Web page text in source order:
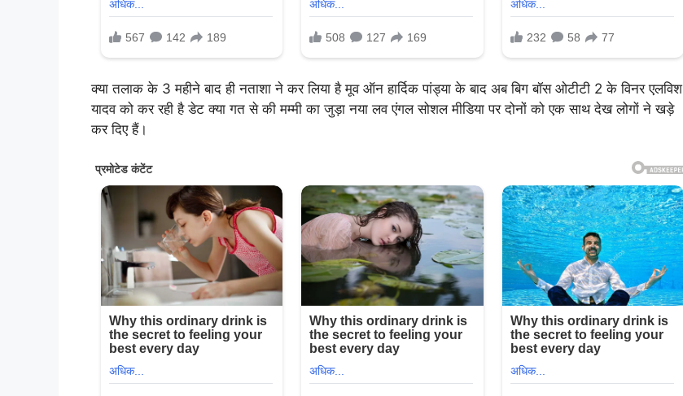
क्या तलाक के 3 महीने बाद ही नताशा ने कर लिया है मूव ऑन हार्दिक पांड्या के बाद अब बिग बॉस ओटीटी 2 के विनर एलविश
यादव को कर रही है डेट क्या गत से की मम्मी का जुड़ा नया लव एंगल सोशल मीडिया पर दोनों को एक साथ देख लोगों ने खड़े
कर दिए हैं।